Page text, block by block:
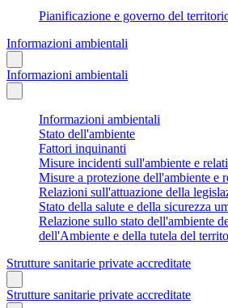
Pianificazione e governo del
Informazioni ambientali
Informazioni ambientali
Informazioni ambientali
Stato dell'ambiente
Fattori inquinanti
Misure incidenti sull'ambiente e
Misure a protezione dell'ambiente e
Relazioni sull'attuazione della
Stato della salute e della sicurezza
Relazione sullo stato dell'ambiente
dell'Ambiente e della tutela del
Strutture sanitarie private accreditate
Strutture sanitarie private accreditate